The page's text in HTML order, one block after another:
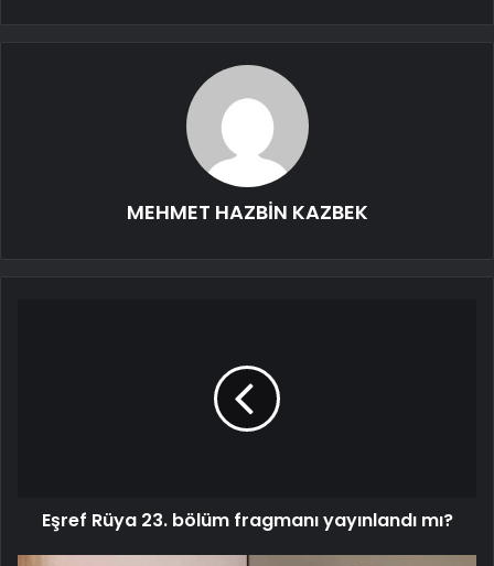
MEHMET HAZBİN KAZBEK
Eşref Rüya 23. bölüm fragmanı yayınlandı mı?